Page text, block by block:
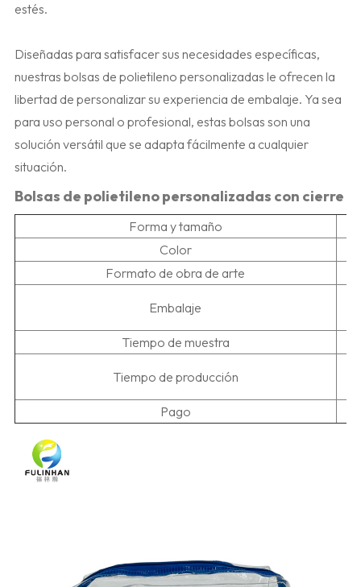
estés.
Diseñadas para satisfacer sus necesidades específicas,
nuestras bolsas de polietileno personalizadas le ofrecen la
libertad de personalizar su experiencia de embalaje. Ya sea
para uso personal o profesional, estas bolsas son una
solución versátil que se adapta fácilmente a cualquier
situación.
Bolsas de polietileno personalizadas con cierre
Forma y tamaño
Color
Formato de obra de arte
Embalaje
Tiempo de muestra
Tiempo de producción
Pago